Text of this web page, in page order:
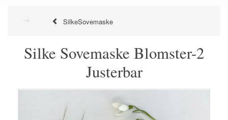
SilkeSovemaske
Silke Sovemaske Blomster-2
Justerbar